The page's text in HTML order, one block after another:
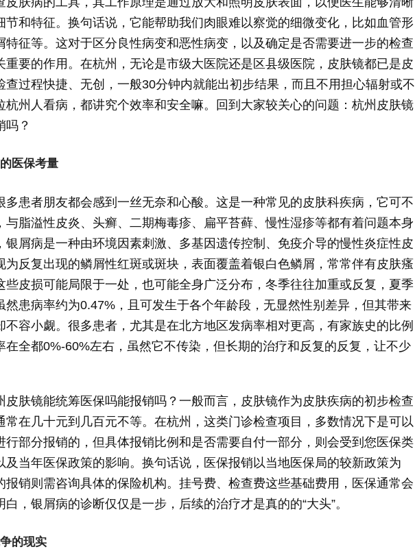
节和特征。换句话说，它能帮助我们肉眼难以察觉的细微变化，比如血管形
特征等。这对于区分良性病变和恶性病变，以及确定是否需要进一步的检查
重要的作用。在杭州，无论是市级大医院还是区县级医院，皮肤镜都已是皮
查过程快捷、无创，一般30分钟内就能出初步结果，而且不用担心辐射或不
杭州人看病，都讲究个效率和安全嘛。回到大家较关心的问题：杭州皮肤镜
吗？
医保考量
多患者朋友都会感到一丝无奈和心酸。这是一种常见的皮肤科疾病，它可不
与脂溢性皮炎、头癣、二期梅毒疹、扁平苔藓、慢性湿疹等都有着问题本身
银屑病是一种由环境因素刺激、多基因遗传控制、免疫介导的慢性炎症性皮
为反复出现的鳞屑性红斑或斑块，表面覆盖着银白色鳞屑，常常伴有皮肤瘙
些皮损可能局限于一处，也可能全身广泛分布，冬季往往加重或反复，夏季
然患病率约为0.47%，且可发生于各个年龄段，无显然性别差异，但其带来
不容小觑。很多患者，尤其是在北方地区发病率相对更高，有家族史的比例
在全都0%-60%左右，虽然它不传染，但长期的治疗和反复的反复，让不少
皮肤镜能统筹医保吗能报销吗？一般而言，皮肤镜作为皮肤疾病的初步检查
常在几十元到几百元不等。在杭州，这类门诊检查项目，多数情况下是可以
行部分报销的，但具体报销比例和是否需要自付一部分，则会受到您医保类
及当年医保政策的影响。换句话说，医保报销以当地医保局的较新政策为
报销则需咨询具体的保险机构。挂号费、检查费这些基础费用，医保通常会
，银屑病的诊断仅仅是一步，后续的治疗才是真的的“大头”。
的现实